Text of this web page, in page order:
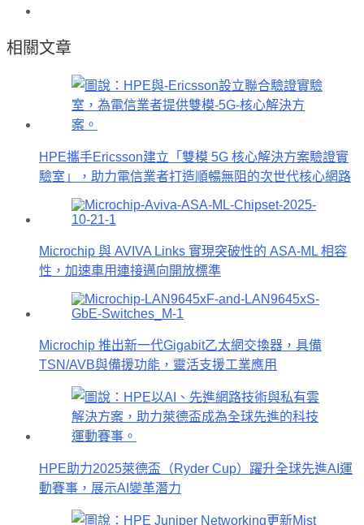
相關文章
HPE攜手Ericsson建立「雙模 5G 核心解決方案驗證實
驗室」，助力電信業者打造順暢無阻的次世代核心網路
Microchip 與 AVIVA Links 實現突破性的 ASA-ML 相容
性，加速車用連接邁向開放標準
Microchip 推出新一代Gigabit乙太網交換器，具備
TSN/AVB與備援功能，靈活支援工業應用
HPE助力2025萊德盃（Ryder Cup）躍升全球先進AI運
動賽事，展示AI變革潛力